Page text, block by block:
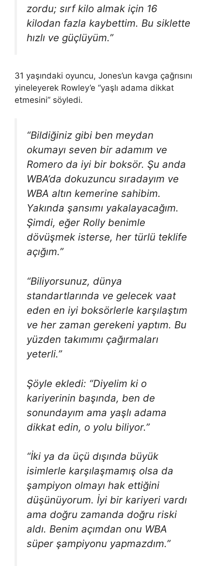
zordu; sırf kilo almak için 16
kilodan fazla kaybettim. Bu siklette
hızlı ve güçlüyüm.”
31 yaşındaki oyuncu, Jones’un kavga çağrısını
yineleyerek Rowley’e “yaşlı adama dikkat
etmesini” söyledi.
“Bildiğiniz gibi ben meydan
okumayı seven bir adamım ve
Romero da iyi bir boksör. Şu anda
WBA’da dokuzuncu sıradayım ve
WBA altın kemerine sahibim.
Yakında şansımı yakalayacağım.
Şimdi, eğer Rolly benimle
dövüşmek isterse, her türlü teklife
açığım.”
“Biliyorsunuz, dünya
standartlarında ve gelecek vaat
eden en iyi boksörlerle karşılaştım
ve her zaman gerekeni yaptım. Bu
yüzden takımımı çağırmaları
yeterli.”
Şöyle ekledi: “Diyelim ki o
kariyerinin başında, ben de
sonundayım ama yaşlı adama
dikkat edin, o yolu biliyor.”
“İki ya da üçü dışında büyük
isimlerle karşılaşmamış olsa da
şampiyon olmayı hak ettiğini
düşünüyorum. İyi bir kariyeri vardı
ama doğru zamanda doğru riski
aldı. Benim açımdan onu WBA
süper şampiyonu yapmazdım.”